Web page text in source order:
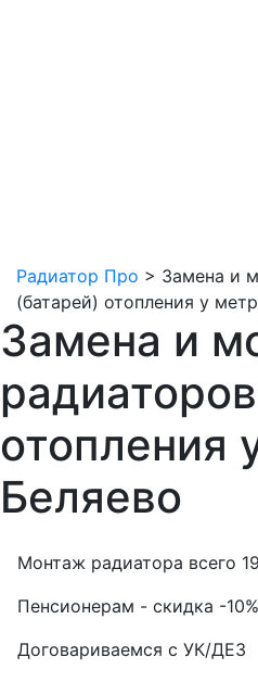
Радиатор Про > Замена и
(батарей) отопления у
Замена и
отопления
Беляево
Монтаж радиатора всего
Пенсионерам - скидка -10%
Договариваемся с УК/ДЕЗ